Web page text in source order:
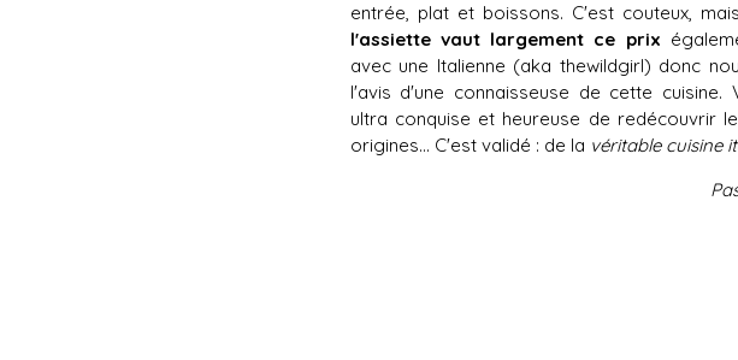
entrée, plat et boissons. C'est couteux, mais
l'assiette vaut largement ce prix
avec une Italienne (aka thewildgirl) donc
l'avis d'une connaisseuse de cette cuisine.
ultra conquise et heureuse de redécouvrir
origines... C'est validé : de la véritable cuisine